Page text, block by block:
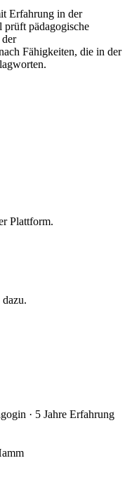
Erfahrung in der
pädagogische
Fähigkeiten, die in der
Plattform.
· 5 Jahre Erfahrung